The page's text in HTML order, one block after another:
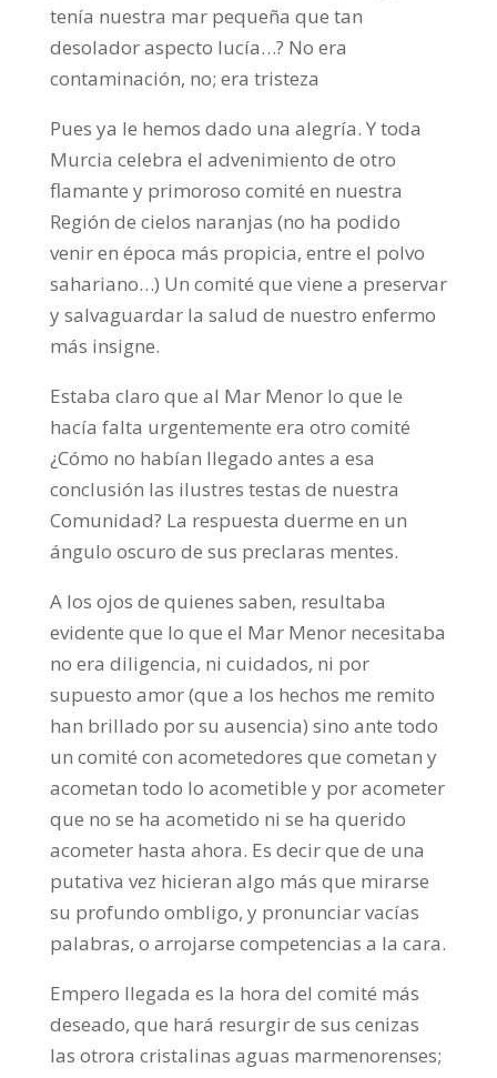
tenía nuestra mar pequeña que tan
desolador aspecto lucía…? No era
contaminación, no; era tristeza
Pues ya le hemos dado una alegría. Y toda
Murcia celebra el advenimiento de otro
flamante y primoroso comité en nuestra
Región de cielos naranjas (no ha podido
venir en época más propicia, entre el polvo
sahariano…) Un comité que viene a preservar
y salvaguardar la salud de nuestro enfermo
más insigne.
Estaba claro que al Mar Menor lo que le
hacía falta urgentemente era otro comité
¿Cómo no habían llegado antes a esa
conclusión las ilustres testas de nuestra
Comunidad? La respuesta duerme en un
ángulo oscuro de sus preclaras mentes.
A los ojos de quienes saben, resultaba
evidente que lo que el Mar Menor necesitaba
no era diligencia, ni cuidados, ni por
supuesto amor (que a los hechos me remito
han brillado por su ausencia) sino ante todo
un comité con acometedores que cometan y
acometan todo lo acometible y por acometer
que no se ha acometido ni se ha querido
acometer hasta ahora. Es decir que de una
putativa vez hicieran algo más que mirarse
su profundo ombligo, y pronunciar vacías
palabras, o arrojarse competencias a la cara.
Empero llegada es la hora del comité más
deseado, que hará resurgir de sus cenizas
las otrora cristalinas aguas marmenorenses;